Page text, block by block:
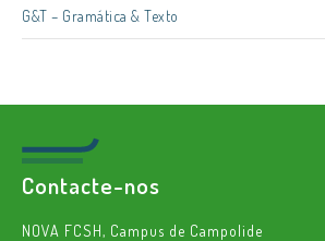
G&T – Gramática & Texto
Contacte-nos
NOVA FCSH, Campus de Campolide